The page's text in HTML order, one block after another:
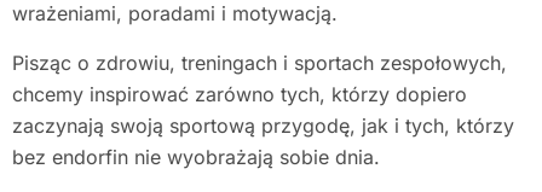
wrażeniami, poradami i motywacją.
Pisząc o zdrowiu, treningach i sportach zespołowych,
chcemy inspirować zarówno tych, którzy dopiero
zaczynają swoją sportową przygodę, jak i tych, którzy
bez endorfin nie wyobrażają sobie dnia.